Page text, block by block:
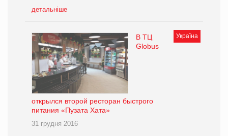
детальніше
Україна
В ТЦ
Globus
открылся второй ресторан быстрого
питания «Пузата Хата»
31 грудня 2016